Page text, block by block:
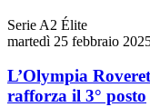
Serie A2 Élite
martedì 25 febbraio
L’Olympia
rafforza il 3° posto